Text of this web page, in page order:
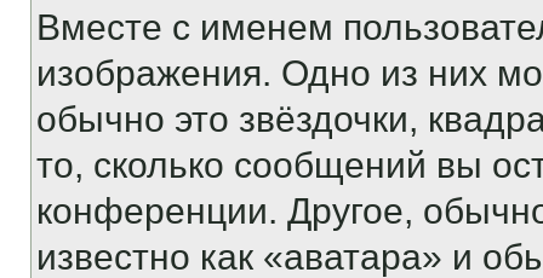
Вместе с именем
изображения. Одно из них
обычно это звёздочки,
то, сколько сообщений вы
конференции. Другое,
известно как «аватара» и